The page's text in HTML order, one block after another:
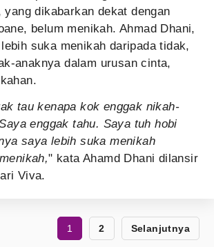
yang dikabarkan dekat dengan
belum menikah. Ahmad Dhani,
suka menikah daripada tidak,
anaknya dalam urusan cinta,
tau kenapa kok enggak nikah-
enggak tahu. Saya tuh hobi
saya lebih suka menikah
" kata Ahamd Dhani dilansir
Viva.
1 2 Selanjutnya